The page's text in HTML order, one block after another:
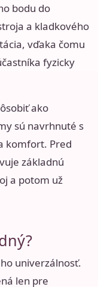
bodu do
a kladkového
vďaka čomu
fyzicky
ako
sú navrhnuté s
komfort. Pred
základnú
a potom už
univerzálnosť.
len pre